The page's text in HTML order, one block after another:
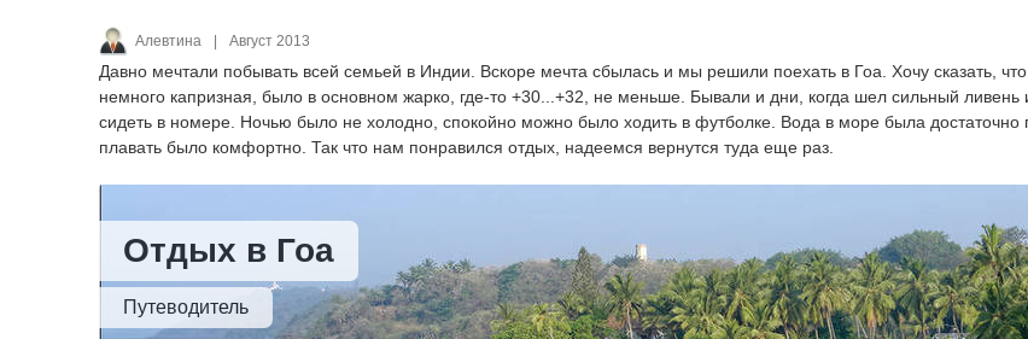
Алевтина | Август 2013
Давно мечтали побывать всей семьей в Индии. Вскоре мечта сбылась и мы решили поехать в Гоа. Хочу сказать,
немного капризная, было в основном жарко, где-то +30...+32, не меньше. Бывали и дни, когда шел сильный ливень
сидеть в номере. Ночью было не холодно, спокойно можно было ходить в футболке. Вода в море была достаточно
плавать было комфортно. Так что нам понравился отдых, надеемся вернутся туда еще раз.
Отдых в Гоа
Путеводитель